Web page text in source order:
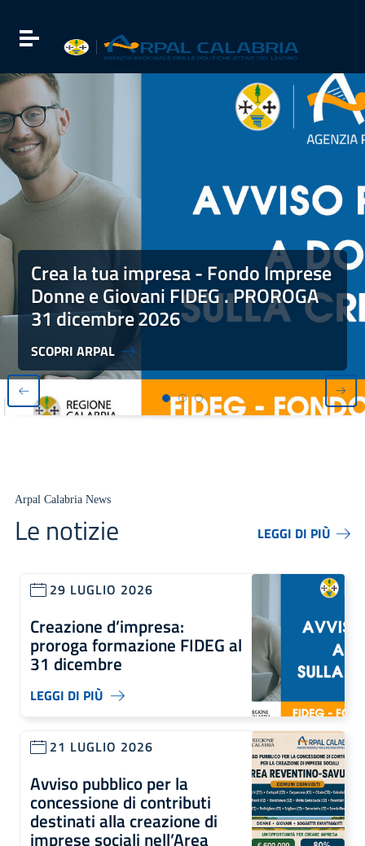
Vai al footer
Attiva / disattiva la navigazione
Crea la tua impresa - Fondo Imprese Donne e Giovani
Crea la tua impresa - Fondo Imprese
Donne e Giovani FIDEG . PROROGA
31 dicembre2026
SCOPRI ARPAL
Arpal Calabria News
Le notizie LEGGI DI PIÙ
29 LUGLIO 2026
Creazione d’impresa:
proroga formazione FIDEG al
31 dicembre
LEGGI DI PIÙ
21 LUGLIO 2026
Avviso pubblico per la
concessione di contributi
destinati alla creazione di
imprese sociali nell’Area